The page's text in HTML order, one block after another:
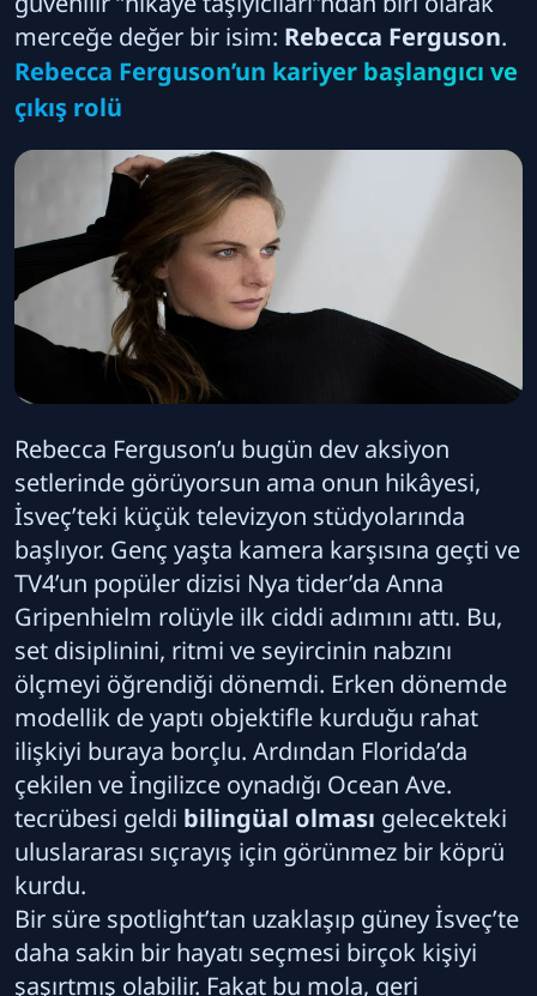
merceğe değer bir isim: Rebecca Ferguson.
Rebecca Ferguson’un kariyer başlangıcı ve
çıkış rolü
Rebecca Ferguson’u bugün dev aksiyon
setlerinde görüyorsun ama onun hikâyesi,
İsveç’teki küçük televizyon stüdyolarında
başlıyor. Genç yaşta kamera karşısına geçti ve
TV4’un popüler dizisi Nya tider’da Anna
Gripenhielm rolüyle ilk ciddi adımını attı. Bu,
set disiplinini, ritmi ve seyircinin nabzını
ölçmeyi öğrendiği dönemdi. Erken dönemde
modellik de yaptı objektifle kurduğu rahat
ilişkiyi buraya borçlu. Ardından Florida’da
çekilen ve İngilizce oynadığı Ocean Ave.
tecrübesi geldi bilingüal olması gelecekteki
uluslararası sıçrayış için görünmez bir köprü
kurdu.
Bir süre spotlight’tan uzaklaşıp güney İsveç’te
daha sakin bir hayatı seçmesi birçok kişiyi
şaşırtmış olabilir. Fakat bu mola, geri